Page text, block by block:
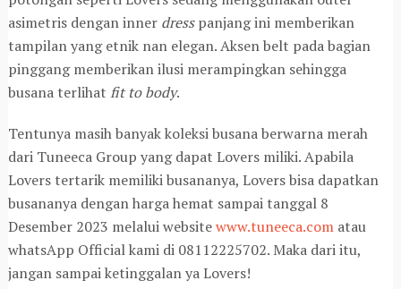
asimetris dengan inner dresspanjang ini memberikan
tampilan yang etnik nan elegan. Aksen belt pada bagian
pinggang memberikan ilusi merampingkan sehingga
busana terlihat fit to body.
Tentunya masih banyak koleksi busana berwarna merah
dari Tuneeca Group yang dapat Lovers miliki. Apabila
Lovers tertarik memiliki busananya, Lovers bisa dapatkan
busananya dengan harga hemat sampai tanggal 8
Desember 2023 melalui websitewww.tuneeca.comatau
whatsApp Official kami di 08112225702. Maka dari itu,
jangan sampai ketinggalan ya Lovers!